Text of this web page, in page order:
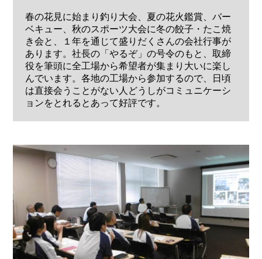
春の花見に始まり釣り大会、夏の花火鑑賞、バー
ベキュー、秋のスポーツ大会に冬の餃子・たこ焼
き会と、１年を通じて盛りだくさんの会社行事が
あります。社長の「やるぞ」の号令のもと、取締
役を筆頭に全工場から希望者が集まり大いに楽し
んでいます。各地の工場から参加するので、日頃
は直接会うことがない人どうしがコミュニケーシ
ョンをとれるとあって好評です。